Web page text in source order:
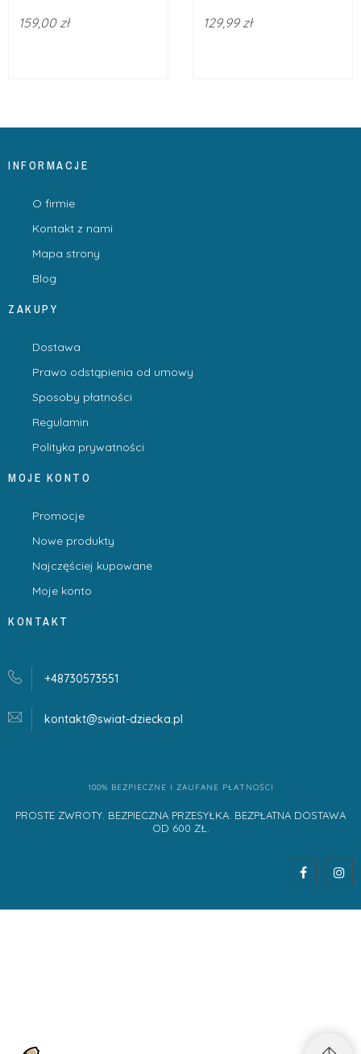
159,00 zł
129,99 zł
INFORMACJE
O firmie
Kontakt z nami
Mapa strony
Blog
ZAKUPY
Dostawa
Prawo odstąpienia od umowy
Sposoby płatności
Regulamin
Polityka prywatności
MOJE KONTO
Promocje
Nowe produkty
Najczęściej kupowane
Moje konto
KONTAKT
+48730573551
kontakt@swiat-dziecka.pl
100% BEZPIECZNE I ZAUFANE PŁATNOŚCI
PROSTE ZWROTY. BEZPIECZNA PRZESYŁKA. BEZPŁATNA DOSTAWA
OD 600 ZŁ.